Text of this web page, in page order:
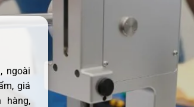
ngoài
giá
hàng,